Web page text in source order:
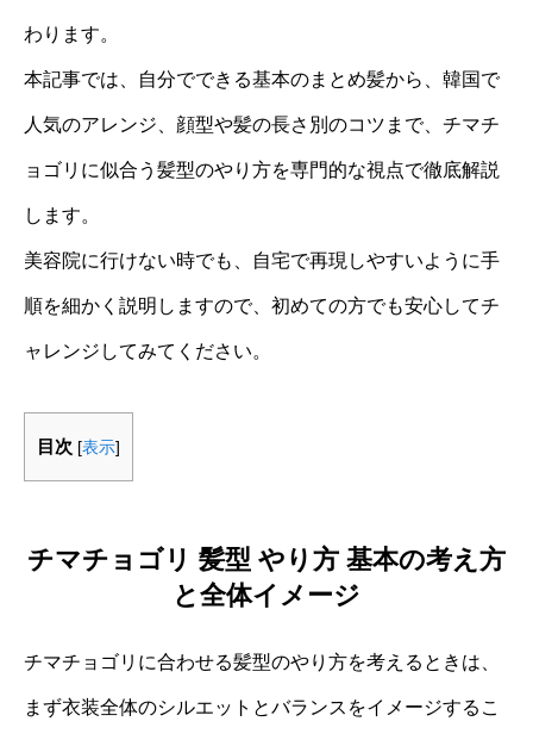
わります。
本記事では、自分でできる基本のまとめ髪から、韓国で
人気のアレンジ、顔型や髪の長さ別のコツまで、チマチ
ョゴリに似合う髪型のやり方を専門的な視点で徹底解説
します。
美容院に行けない時でも、自宅で再現しやすいように手
順を細かく説明しますので、初めての方でも安心してチ
ャレンジしてみてください。
目次 [表示]
チマチョゴリ 髪型 やり方 基本の考え方
と全体イメージ
チマチョゴリに合わせる髪型のやり方を考えるときは、
まず衣装全体のシルエットとバランスをイメージするこ